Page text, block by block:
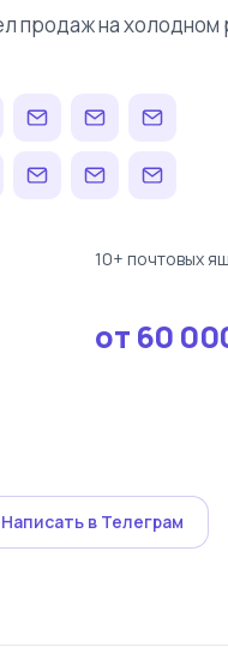
продаж на холодном
10+ почтовых
от 60
Написать в Телеграм